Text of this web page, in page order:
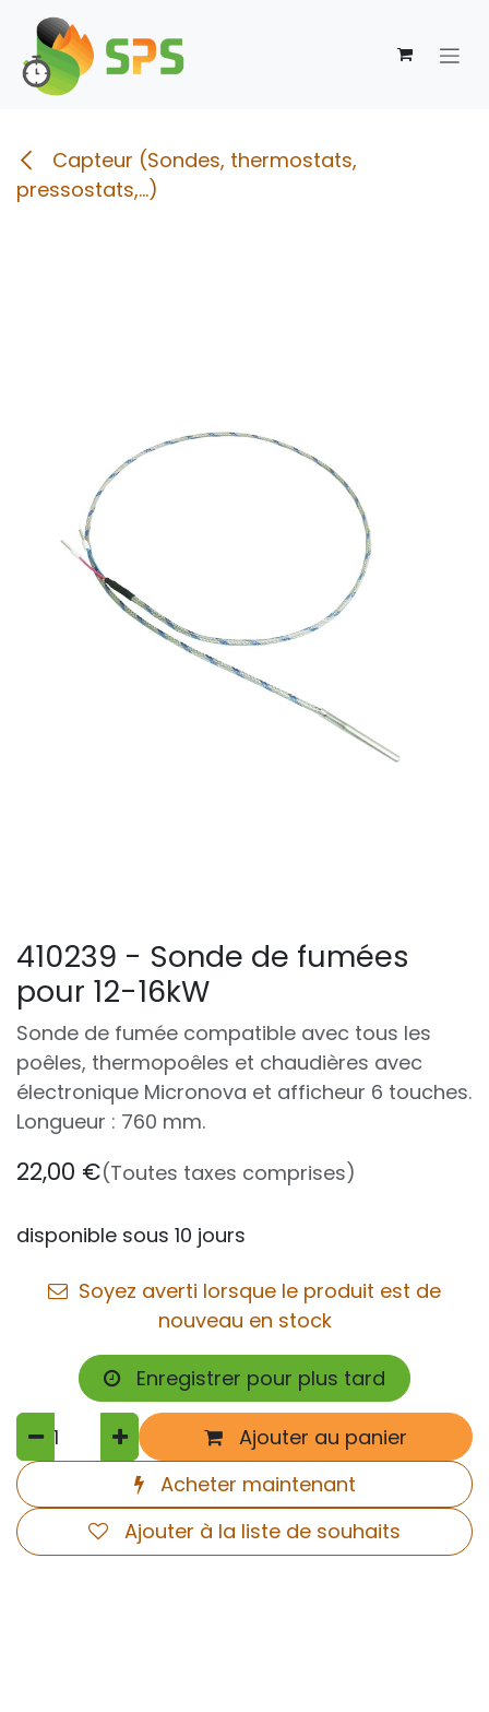
Se rendre au contenu
Capteur (Sondes, thermostats,
pressostats,...)
410239 - Sonde de fumées
pour 12-16kW
Sonde de fumée compatible avec tous les
poêles, thermopoêles et chaudières avec
électronique Micronova et afficheur 6 touches.
Longueur : 760 mm.
22,00 €(Toutes taxes comprises)
disponible sous 10 jours
Soyez averti lorsque le produit est de
nouveau en stock
Enregistrer pour plus tard
Ajouter au panier
Acheter maintenant
Ajouter à la liste de souhaits